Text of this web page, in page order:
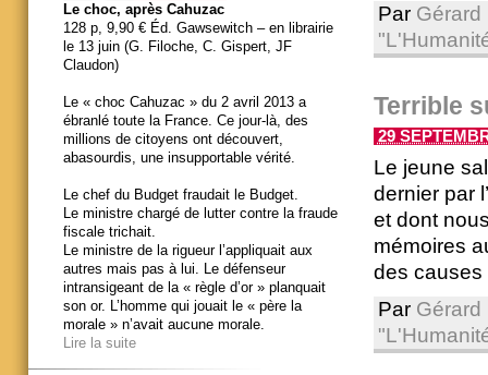
Par Gérard
Terrible
29
Le jeune
dernier par
et dont
mémoires
des causes
Par Gérard
Le choc, après Cahuzac
128 p, 9,90 € Éd. Gawsewitch – en librairie
le 13 juin (G. Filoche, C. Gispert, JF
Claudon)
Le « choc Cahuzac » du 2 avril 2013 a
ébranlé toute la France. Ce jour-là, des
millions de citoyens ont découvert,
abasourdis, une insupportable vérité.
Le chef du Budget fraudait le Budget.
Le ministre chargé de lutter contre la fraude
fiscale trichait.
Le ministre de la rigueur l’appliquait aux
autres mais pas à lui. Le défenseur
intransigeant de la « règle d’or » planquait
son or. L’homme qui jouait le « père la
morale » n’avait aucune morale.
Lire la suite